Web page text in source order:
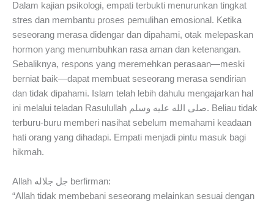
Dalam kajian psikologi, empati terbukti menurunkan tingkat
stres dan membantu proses pemulihan emosional. Ketika
seseorang merasa didengar dan dipahami, otak melepaskan
hormon yang menumbuhkan rasa aman dan ketenangan.
Sebaliknya, respons yang meremehkan perasaan—meski
berniat baik—dapat membuat seseorang merasa sendirian
dan tidak dipahami. Islam telah lebih dahulu mengajarkan hal
ini melalui teladan Rasulullah صلى الله عليه وسلم. Beliau tidak
terburu-buru memberi nasihat sebelum memahami keadaan
hati orang yang dihadapi. Empati menjadi pintu masuk bagi
hikmah.
Allah جل جلاله berfirman:
“Allah tidak membebani seseorang melainkan sesuai dengan